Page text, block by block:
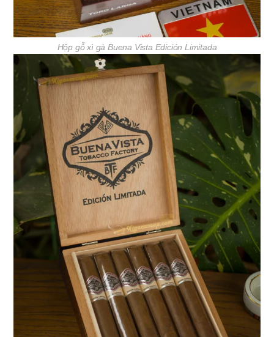
Hộp gỗ xì gà Buena Vista Edición Limitada